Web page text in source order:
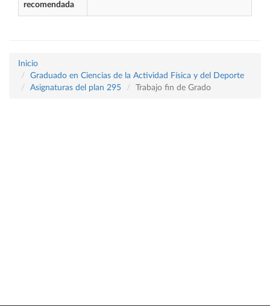
recomendada
Inicio
Graduado en Ciencias de la Actividad Física y del Deporte
Asignaturas del plan 295
Trabajo fin de Grado